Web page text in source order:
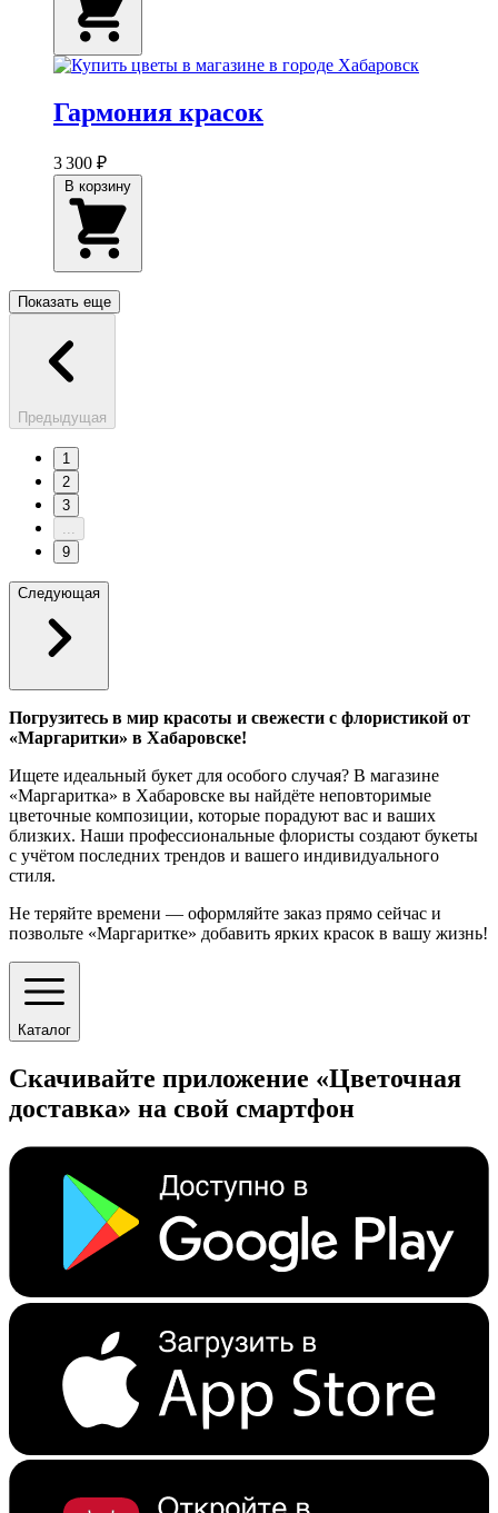
Гармония красок
3 300 ₽
Показать еще
Предыдущая
1
2
3
...
9
Следующая
Погрузитесь в мир красоты и свежести с флористикой от
«Маргаритки» в Хабаровске!
Ищете идеальный букет для особого случая? В магазине
«Маргаритка» в Хабаровске вы найдёте неповторимые
цветочные композиции, которые порадуют вас и ваших
близких. Наши профессиональные флористы создают букеты
с учётом последних трендов и вашего индивидуального
стиля.
Не теряйте времени — оформляйте заказ прямо сейчас и
позвольте «Маргаритке» добавить ярких красок в вашу жизнь!
Каталог
Скачивайте приложение «Цветочная
доставка» на свой смартфон